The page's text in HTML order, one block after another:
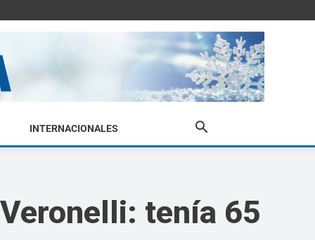
INTERNACIONALES
tenía 65